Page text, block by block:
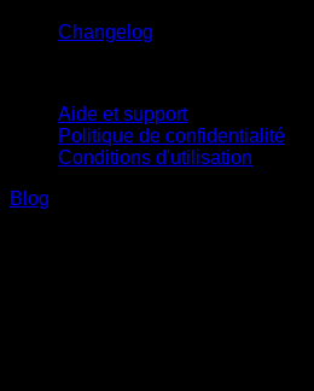
Changelog
Aide et support
Politique de confidentialité
Conditions d'utilisation
Blog